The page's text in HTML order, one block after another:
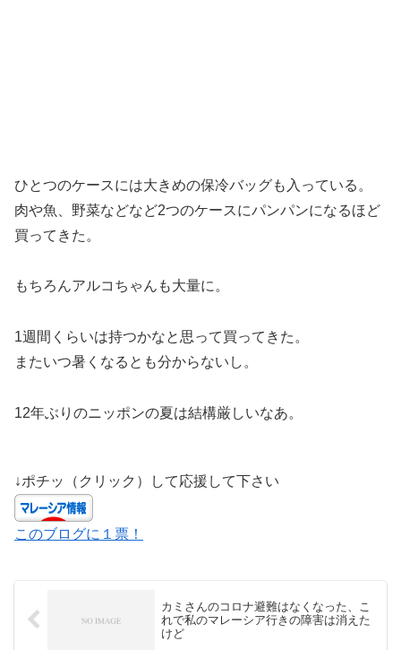
ひとつのケースには大きめの保冷バッグも入っている。
肉や魚、野菜などなど2つのケースにパンパンになるほど
買ってきた。
もちろんアルコちゃんも大量に。
1週間くらいは持つかなと思って買ってきた。
またいつ暑くなるとも分からないし。
12年ぶりのニッポンの夏は結構厳しいなあ。
↓ポチッ（クリック）して応援して下さい
このブログに１票！
カミさんのコロナ避難はなくなった、こ
れで私のマレーシア行きの障害は消えた
けど